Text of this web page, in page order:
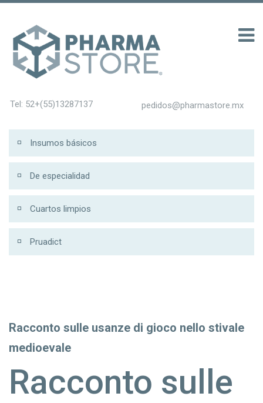
Tel: 52+(55)13287137 pedidos@pharmastore.mx
Insumos básicos
De especialidad
Cuartos limpios
Pruadict
Racconto sulle usanze di gioco nello stivale
medioevale
Racconto sulle